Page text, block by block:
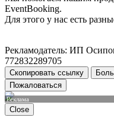
EventBooking.
Для этого у нас есть
Рекламодатель: ИП
772832289705
Скопировать ссылку
Пожаловаться
Реклама
Close